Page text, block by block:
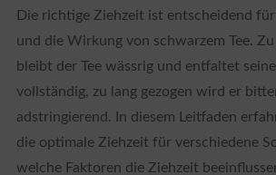
Die richtige Ziehzeit ist entscheidend
und die Wirkung von schwarzem Tee. Zu
bleibt der Tee wässrig und entfaltet
vollständig, zu lang gezogen wird er
adstringierend. In diesem Leitfaden
die optimale Ziehzeit für verschiedene
welche Faktoren die Ziehzeit